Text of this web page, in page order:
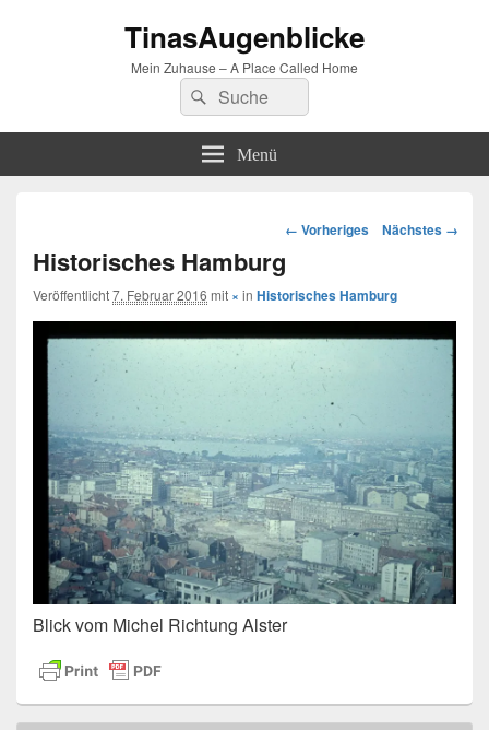
TinasAugenblicke
Mein Zuhause – A Place Called Home
Suchen
nach:
Suchen
Menü
Bilder-
← Vorheriges Nächstes →
Historisches Hamburg
Veröffentlicht7. Februar 2016 mit × in Historisches Hamburg
Blick vom Michel Richtung Alster